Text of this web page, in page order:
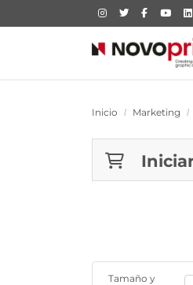
Inicio Marketing
Tamaño y